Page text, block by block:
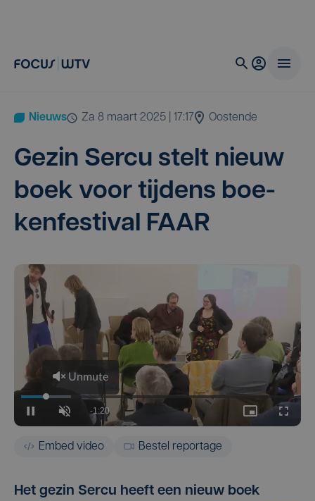
Nieuws za 8 maart 2025 | 17:17 Oostende
Gezin Ser­cu stelt nieuw
boek voor tij­dens boe­
ken­fes­ti­val FAAR
Embed video Bestel reportage
Het gezin Sercu heeft een nieuw boek